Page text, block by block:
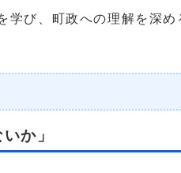
び、町政への理解を深め
か」